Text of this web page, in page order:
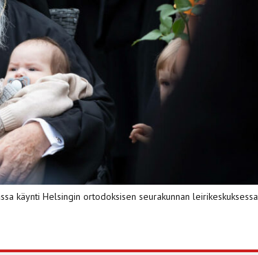
käynti Helsingin ortodoksisen seurakunnan leirikeskuksessa